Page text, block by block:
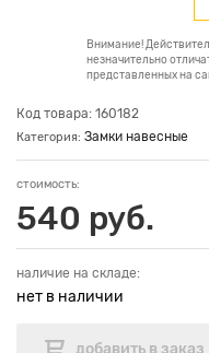
Внимание!
незначительно
представленных на
Код товара: 160182
Категория: Замки навесные
стоимость:
540 руб.
наличие на складе:
нет в наличии